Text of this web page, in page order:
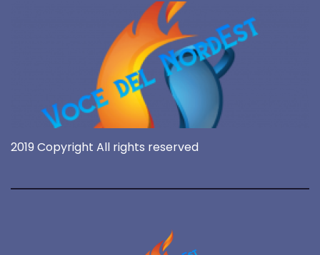
2019 Copyright All rights reserved